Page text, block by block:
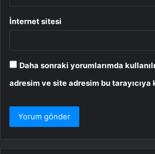
İnternet sitesi
Daha sonraki yorumlarımda
adresim ve site adresim bu tarayıcıya